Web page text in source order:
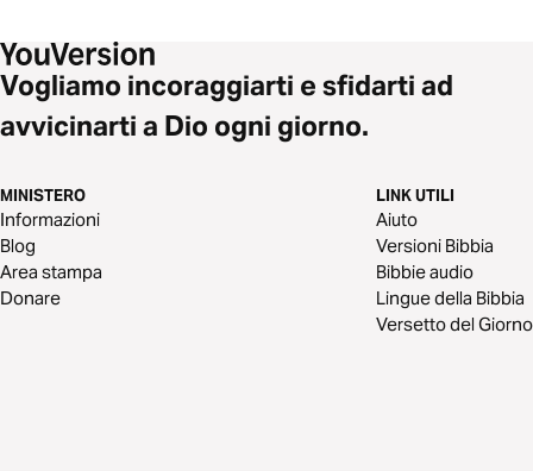
Vogliamo incoraggiarti e sfidarti ad
avvicinarti a Dio ogni giorno.
MINISTERO
Informazioni
Blog
Area stampa
Donare
LINK UTILI
Aiuto
Versioni Bibbia
Bibbie audio
Lingue della Bibbia
Versetto del Giorno